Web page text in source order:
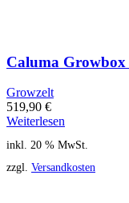
Caluma Growbox
Growzelt
519,90 €
Weiterlesen
inkl. 20 % MwSt.
zzgl. Versandkosten